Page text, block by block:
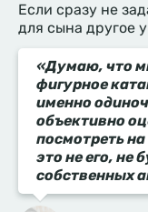
Если сразу не
для сына другое
«Думаю, что
фигурное
именно
объективно
посмотреть
это не его, не
собственных